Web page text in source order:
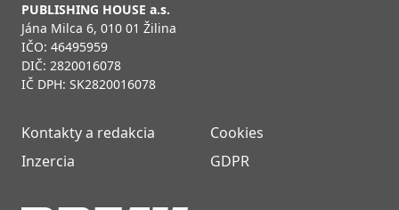
PUBLISHING HOUSE a.s.
Jána Milca 6, 010 01 Žilina
IČO: 46495959
DIČ: 2820016078
IČ DPH: SK2820016078
Kontakty a redakcia
Inzercia
Cookies
GDPR